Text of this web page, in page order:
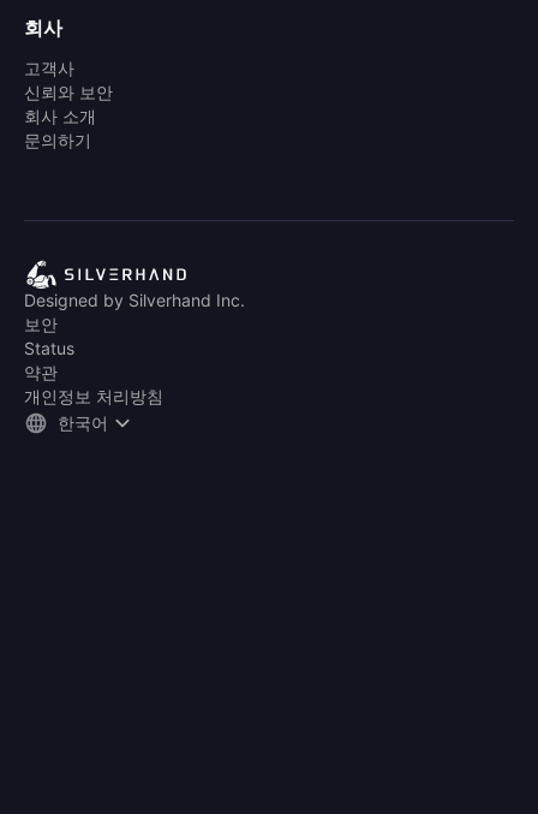
회사
고객사
신뢰와 보안
회사 소개
문의하기
Designed by Silverhand Inc.
보안
Status
약관
개인정보 처리방침
한국어